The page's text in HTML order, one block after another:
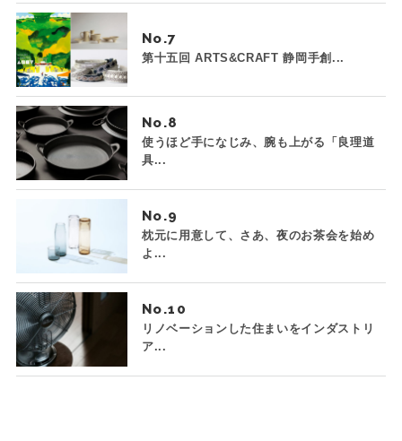
No.
第十五回 ARTS&CRAFT 静岡手創...
No.
使うほど手になじみ、腕も上がる「良理道
具...
No.
枕元に用意して、さあ、夜のお茶会を始め
よ...
No.
リノベーションした住まいをインダストリ
ア...